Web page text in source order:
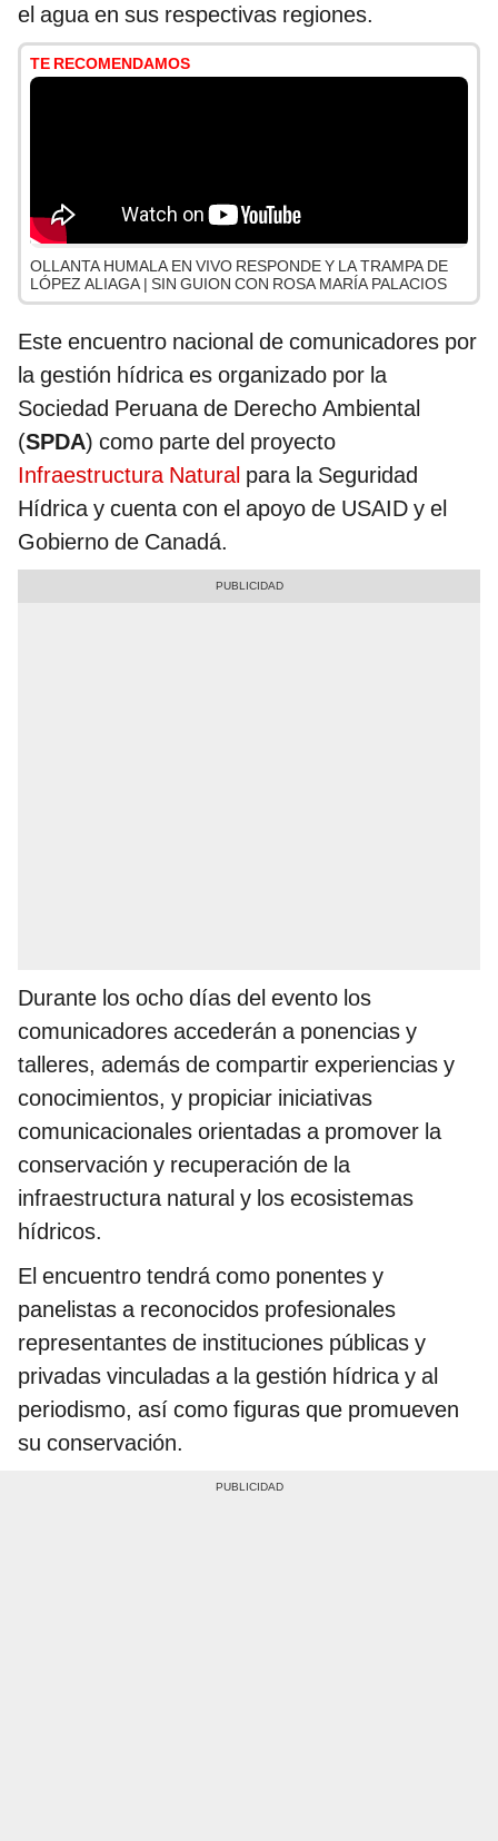
el agua en sus respectivas regiones.
TE RECOMENDAMOS
OLLANTA HUMALA EN VIVO RESPONDE Y LA TRAMPA DE
LÓPEZ ALIAGA | SIN GUION CON ROSA MARÍA PALACIOS
Este encuentro nacional de comunicadores por
la gestión hídrica es organizado por la
Sociedad Peruana de Derecho Ambiental
(SPDA) como parte del proyecto
Infraestructura Natural para la Seguridad
Hídrica y cuenta con el apoyo de USAID y el
Gobierno de Canadá.
Durante los ocho días del evento los
comunicadores accederán a ponencias y
talleres, además de compartir experiencias y
conocimientos, y propiciar iniciativas
comunicacionales orientadas a promover la
conservación y recuperación de la
infraestructura natural y los ecosistemas
hídricos.
El encuentro tendrá como ponentes y
panelistas a reconocidos profesionales
representantes de instituciones públicas y
privadas vinculadas a la gestión hídrica y al
periodismo, así como figuras que promueven
su conservación.